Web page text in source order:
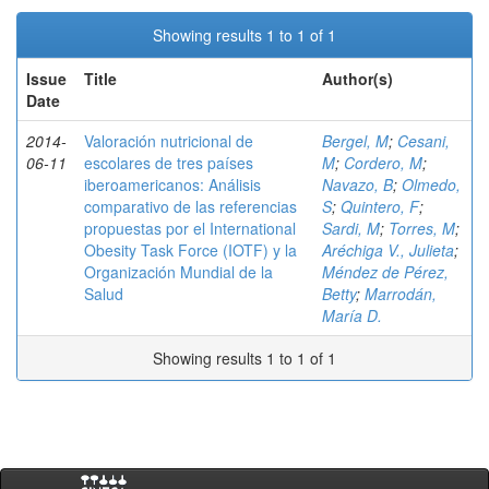
Showing results 1 to 1 of 1
Issue
Date
Title Author(s)
2014-
06-11
Valoración nutricional de
escolares de tres países
iberoamericanos: Análisis
comparativo de las referencias
propuestas por el International
Obesity Task Force (IOTF) y la
Organización Mundial de la
Salud
Bergel, M; Cesani,
M; Cordero, M;
Navazo, B; Olmedo,
S; Quintero, F;
Sardi, M; Torres, M;
Aréchiga V., Julieta;
Méndez de Pérez,
Betty; Marrodán,
María D.
Showing results 1 to 1 of 1